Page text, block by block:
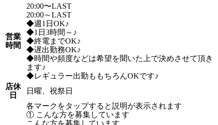
営業
時間
20:00〜LAST
20:00～LAST
◆週1日OK♪
◆1日3時間～♪
◆終電までOK♪
◆遅出勤務OK♪
◆時間や頻度などは希望を聞いた上で決めさせて頂き
ます♪
◆レギュラー出勤ももちろんOKです♪
店休
日
日曜、祝祭日
各マークをタップすると説明が表示されます
① こんな方を募集しています
こんな方を募集しています